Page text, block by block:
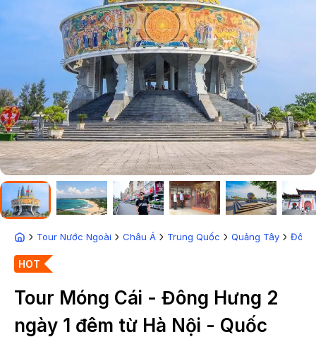
Tour Nước Ngoài Châu Á Trung Quốc Quảng Tây Đông
HOT
Tour Móng Cái - Đông Hưng 2
ngày 1 đêm từ Hà Nội - Quốc